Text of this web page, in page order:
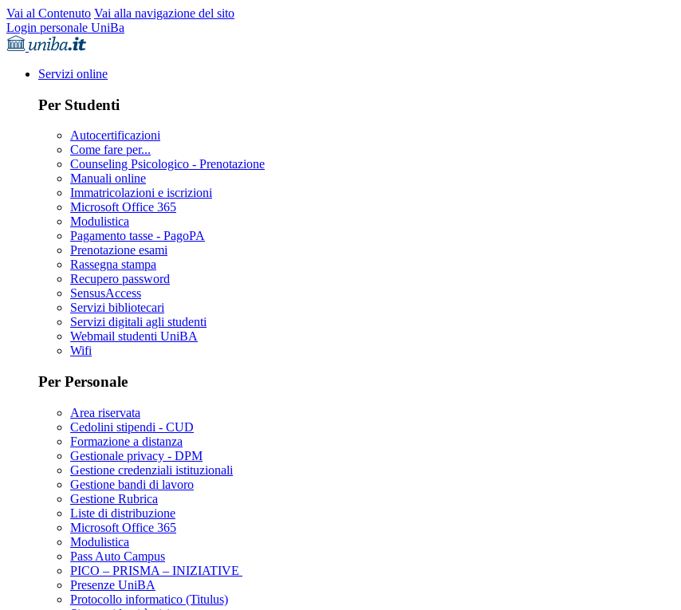
Vai al Contenuto Vai alla navigazione del sito
Login personale UniBa
Servizi online
Per Studenti
Autocertificazioni
Come fare per...
Counseling Psicologico - Prenotazione
Manuali online
Immatricolazioni e iscrizioni
Microsoft Office 365
Modulistica
Pagamento tasse - PagoPA
Prenotazione esami
Rassegna stampa
Recupero password
SensusAccess
Servizi bibliotecari
Servizi digitali agli studenti
Webmail studenti UniBA
Wifi
Per Personale
Area riservata
Cedolini stipendi - CUD
Formazione a distanza
Gestionale privacy - DPM
Gestione credenziali istituzionali
Gestione bandi di lavoro
Gestione Rubrica
Liste di distribuzione
Microsoft Office 365
Modulistica
Pass Auto Campus
PICO – PRISMA – INIZIATIVE
Presenze UniBA
Protocollo informatico (Titulus)